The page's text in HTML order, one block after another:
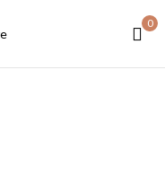
0